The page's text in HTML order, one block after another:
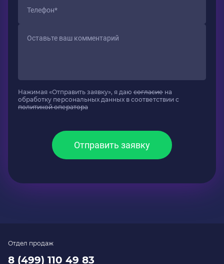
Нажимая «Отправить заявку», я даю согласие на
обработку персональных данных в соответствии с
политикой оператора
Отправить заявку
Отдел продаж
8 (499) 110 49 83